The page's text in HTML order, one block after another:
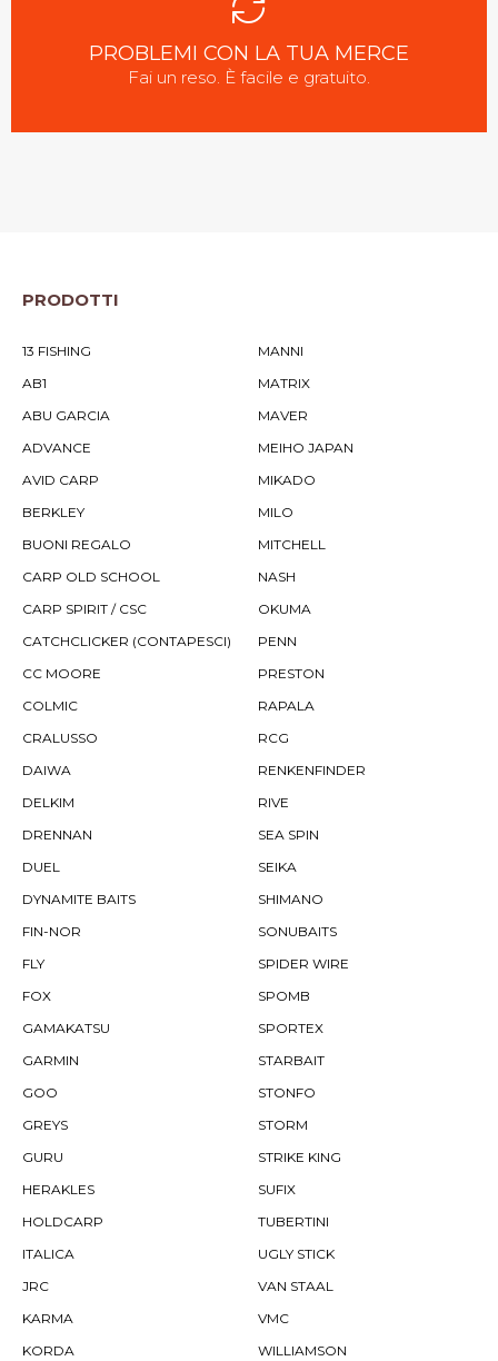
PROBLEMI CON LA TUA MERCE
Fai un reso. È facile e gratuito.
PRODOTTI
13 FISHING
AB1
ABU GARCIA
ADVANCE
AVID CARP
BERKLEY
BUONI REGALO
CARP OLD SCHOOL
CARP SPIRIT / CSC
CATCHCLICKER (CONTAPESCI)
CC MOORE
COLMIC
CRALUSSO
DAIWA
DELKIM
DRENNAN
DUEL
DYNAMITE BAITS
FIN-NOR
FLY
FOX
GAMAKATSU
GARMIN
GOO
GREYS
GURU
HERAKLES
HOLDCARP
ITALICA
JRC
KARMA
KORDA
MANNI
MATRIX
MAVER
MEIHO JAPAN
MIKADO
MILO
MITCHELL
NASH
OKUMA
PENN
PRESTON
RAPALA
RCG
RENKENFINDER
RIVE
SEA SPIN
SEIKA
SHIMANO
SONUBAITS
SPIDER WIRE
SPOMB
SPORTEX
STARBAIT
STONFO
STORM
STRIKE KING
SUFIX
TUBERTINI
UGLY STICK
VAN STAAL
VMC
WILLIAMSON